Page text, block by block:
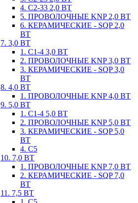
4. С2-33 2,0 ВТ
5. ПРОВОЛОЧНЫЕ KNP 2,0 ВТ
6. КЕРАМИЧЕСКИЕ - SQP 2,0
ВТ
7. 3,0 ВТ
1. С1-4 3,0 ВТ
2. ПРОВОЛОЧНЫЕ KNP 3,0 ВТ
3. КЕРАМИЧЕСКИЕ - SQP 3,0
ВТ
8. 4,0 ВТ
1. ПРОВОЛОЧНЫЕ KNP 4,0 ВТ
9. 5,0 ВТ
1. С1-4 5,0 ВТ
2. ПРОВОЛОЧНЫЕ KNP 5,0 ВТ
3. КЕРАМИЧЕСКИЕ - SQP 5,0
ВТ
4. С5
10. 7,0 ВТ
1. ПРОВОЛОЧНЫЕ KNP 7,0 ВТ
2. КЕРАМИЧЕСКИЕ - SQP 7,0
ВТ
11. 7,5 ВТ